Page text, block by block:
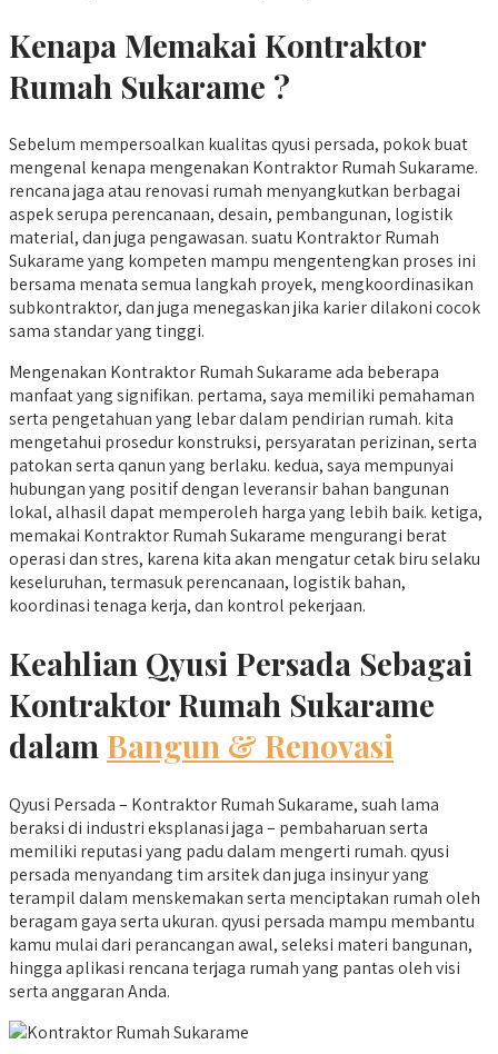
Kenapa Memakai Kontraktor
Rumah Sukarame ?
Sebelum mempersoalkan kualitas qyusi persada, pokok buat
mengenal kenapa mengenakan Kontraktor Rumah Sukarame.
rencana jaga atau renovasi rumah menyangkutkan berbagai
aspek serupa perencanaan, desain, pembangunan, logistik
material, dan juga pengawasan. suatu Kontraktor Rumah
Sukarame yang kompeten mampu mengentengkan proses ini
bersama menata semua langkah proyek, mengkoordinasikan
subkontraktor, dan juga menegaskan jika karier dilakoni cocok
sama standar yang tinggi.
Mengenakan Kontraktor Rumah Sukarame ada beberapa
manfaat yang signifikan. pertama, saya memiliki pemahaman
serta pengetahuan yang lebar dalam pendirian rumah. kita
mengetahui prosedur konstruksi, persyaratan perizinan, serta
patokan serta qanun yang berlaku. kedua, saya mempunyai
hubungan yang positif dengan leveransir bahan bangunan
lokal, alhasil dapat memperoleh harga yang lebih baik. ketiga,
memakai Kontraktor Rumah Sukarame mengurangi berat
operasi dan stres, karena kita akan mengatur cetak biru selaku
keseluruhan, termasuk perencanaan, logistik bahan,
koordinasi tenaga kerja, dan kontrol pekerjaan.
Keahlian Qyusi Persada Sebagai
Kontraktor Rumah Sukarame
dalam Bangun & Renovasi
Qyusi Persada – Kontraktor Rumah Sukarame, suah lama
beraksi di industri eksplanasi jaga – pembaharuan serta
memiliki reputasi yang padu dalam mengerti rumah. qyusi
persada menyandang tim arsitek dan juga insinyur yang
terampil dalam menskemakan serta menciptakan rumah oleh
beragam gaya serta ukuran. qyusi persada mampu membantu
kamu mulai dari perancangan awal, seleksi materi bangunan,
hingga aplikasi rencana terjaga rumah yang pantas oleh visi
serta anggaran Anda.